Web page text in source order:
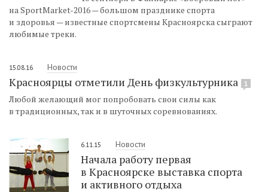
на SportMarket-2016 — большом празднике спорта
и здоровья — известные спортсмены Красноярска сыграют
любимые треки.
15.08.16 Новости
Красноярцы отметили День физкультурника 1
Любой желающий мог попробовать свои силы как
в традиционных, так и в шуточных соревнованиях.
6.11.15 Новости
Начала работу первая
в Красноярске выставка спорта
и активного отдыха